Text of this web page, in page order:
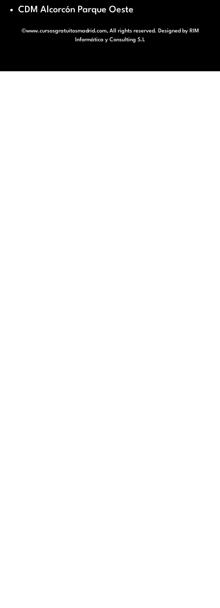
CDM Alcorcón Parque Oeste
©www.cursosgratuitosmadrid.com, All rights reserved. Designed by RIM
Informática y Consulting S.L